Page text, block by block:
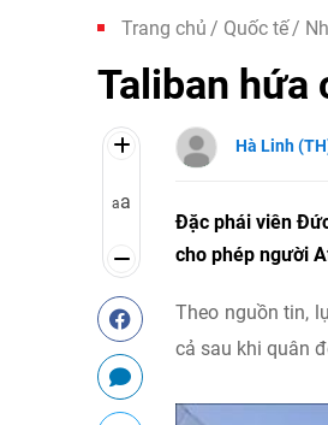
Trang chủ Quốc tế
Taliban hứa
aa
Hà Linh
Đặc phái viên
cho phép người
Theo nguồn tin,
cả sau khi quân